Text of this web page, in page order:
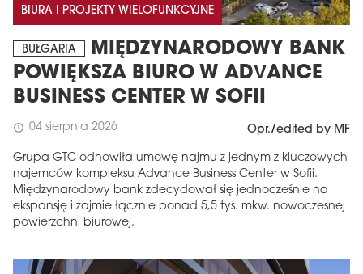
BIURA I PROJEKTY WIELOFUNKCYJNE
BUŁGARIA
MIĘDZYNARODOWY BANK
POWIĘKSZA BIURO W ADVANCE
BUSINESS CENTER W SOFII
schedule 04 sierpnia 2026 Opr./edited by MF
Grupa GTC odnowiła umowę najmu z jednym z kluczowych
najemców kompleksu Advance Business Center w Sofii.
Międzynarodowy bank zdecydował się jednocześnie na
ekspansję i zajmie łącznie ponad 5,5 tys. mkw. nowoczesnej
powierzchni biurowej.